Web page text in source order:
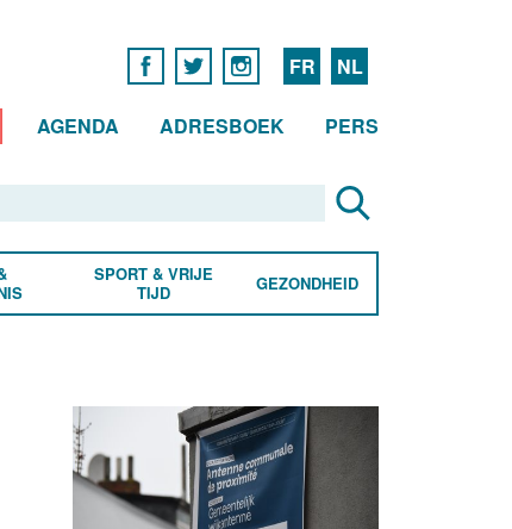
FR NL
AGENDA ADRESBOEK PERS
SPORT & VRIJE
TIJD
GEZONDHEID